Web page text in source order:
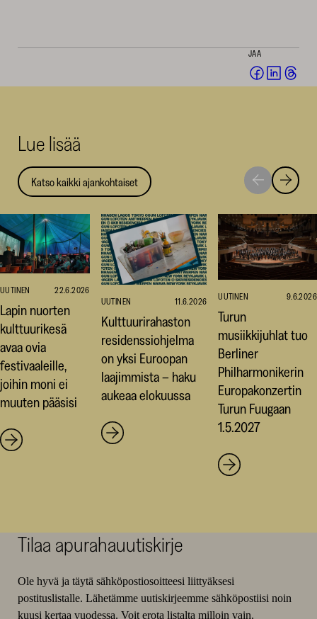
JAA
Jaa Jaa
Lue lisää
Katso kaikki ajankohtaiset
Siirry
seuraavaan
Siirry
UUTINEN 22.6.2026
Lapin nuorten
kulttuurikesä
avaa ovia
festivaaleille,
joihin moni ei
muuten pääsisi
UUTINEN 11.6.2026
Kulttuurirahaston
residenssiohjelma
on yksi Euroopan
laajimmista – haku
aukeaa elokuussa
UUTINEN 9.6.2026
Turun
musiikkijuhlat tuo
Berliner
Philharmonikerin
Europakonzertin
Turun Fuugaan
1.5.2027
Tilaa apurahauutiskirje
Ole hyvä ja täytä sähköpostiosoitteesi liittyäksesi
postituslistalle. Lähetämme uutiskirjeemme sähköpostiisi noin
kuusi kertaa vuodessa. Voit erota listalta milloin vain.